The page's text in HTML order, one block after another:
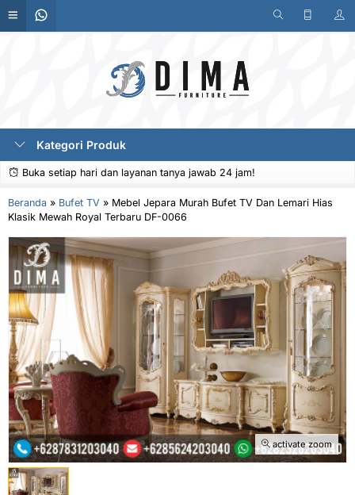
Kategori Produk
Buka setiap hari dan layanan tanya jawab 24 jam!
Beranda » Bufet TV » Mebel Jepara Murah Bufet TV Dan Lemari Hias
Klasik Mewah Royal Terbaru DF-0066
activate zoom